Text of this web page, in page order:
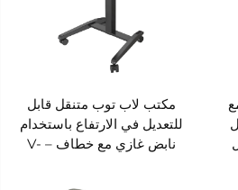
مكتب لاب توب متنقل قابل
للتعديل في الارتفاع باستخدام
نابض غازي مع خطاف – V-